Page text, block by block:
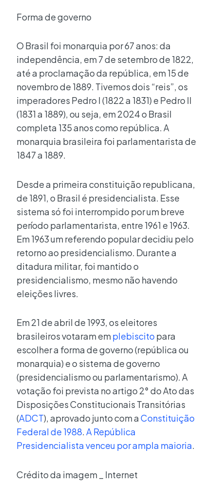
Forma de governo
O Brasil foi monarquia por 67 anos: da
independência, em 7 de setembro de 1822,
até a proclamação da república, em 15 de
novembro de 1889. Tivemos dois “reis”, os
imperadores Pedro I (1822 a 1831) e Pedro II
(1831 a 1889), ou seja, em 2024 o Brasil
completa 135 anos como república. A
monarquia brasileira foi parlamentarista de
1847 a 1889.
Desde a primeira constituição republicana,
de 1891, o Brasil é presidencialista. Esse
sistema só foi interrompido por um breve
período parlamentarista, entre 1961 e 1963.
Em 1963 um referendo popular decidiu pelo
retorno ao presidencialismo. Durante a
ditadura militar, foi mantido o
presidencialismo, mesmo não havendo
eleições livres.
Em 21 de abril de 1993, os eleitores
brasileiros votaram emplebiscito para
escolher a forma de governo (república ou
monarquia) e o sistema de governo
(presidencialismo ou parlamentarismo). A
votação foi prevista no artigo 2° do Ato das
Disposições Constitucionais Transitórias
(ADCT), aprovado junto com aConstituição
Federal de 1988.A República
Presidencialista venceu por ampla maioria.
Crédito da imagem _ Internet